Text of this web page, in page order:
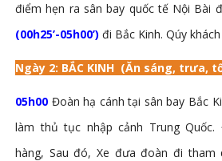
điểm hẹn ra sân bay quốc tế Nội Bài
(00h25’-05h00’) đi Bắc Kinh. Qúy
Ngày 2: BẮC KINH (Ăn sáng, trưa,
05h00Đoàn hạ cánh tại sân bay Bắc
làm thủ tục nhập cảnh Trung
hàng, Sau đó, Xe đưa đoàn đi tham